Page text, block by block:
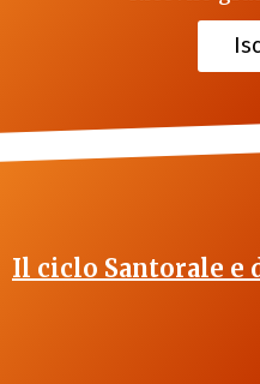
Il ciclo Santorale e